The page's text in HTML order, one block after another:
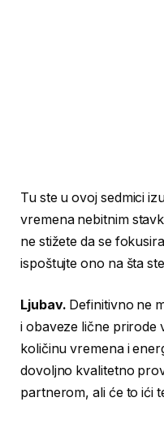
Tu ste u ovoj sedmici
vremena nebitnim
ne stižete da se
ispoštujte ono na šta
Ljubav. Definitivno ne
i obaveze lične prirode
količinu vremena i
dovoljno kvalitetno
partnerom, ali će to ići